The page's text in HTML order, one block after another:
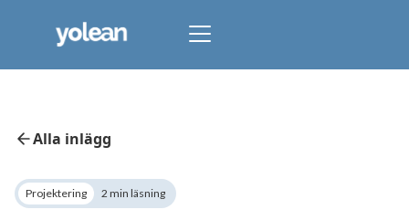
Alla inlägg
Projektering 2 min läsning